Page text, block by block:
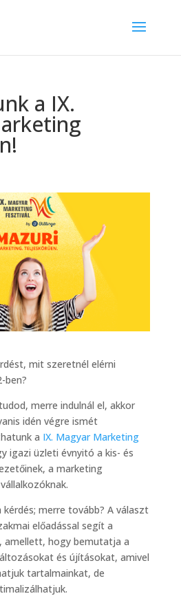
a IX.
mit szeretnél elérni
ben?
merre indulnál el, akkor
idén végre ismét
a IX. Magyar Marketing
igazi üzleti évnyitó a kis- és
a marketing
merre tovább? A választ
előadással segít a
amellett, hogy bemutatja a
és újításokat, amivel
tartalmainkat, de